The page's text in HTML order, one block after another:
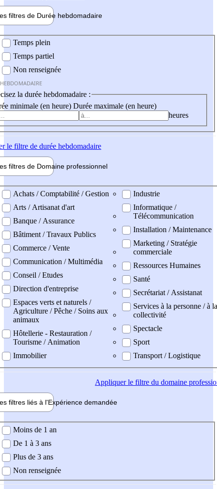
filtres de Durée hebdomadaire
Temps plein
Temps partiel
Non renseignée
la durée hebdomadaire :
minimale (en heure) Durée maximale (en heure)
heures
le filtre de durée hebdomadaire
filtres de Domaine professionnel
professionel
Achats / Comptabilité / Gestion
Arts / Artisanat d'art
Banque / Assurance
Bâtiment / Travaux Publics
Commerce / Vente
Communication / Multimédia
Conseil / Etudes
Direction d'entreprise
Espaces verts et naturels /
Agriculture / Pêche / Soins aux
animaux
Hôtellerie - Restauration /
Tourisme / Animation
Immobilier
Industrie
Informatique /
Télécommunication
Installation / Maintenance
Marketing / Stratégie
commerciale
Ressources Humaines
Santé
Secrétariat / Assistanat
Services à la personne / à la
collectivité
Spectacle
Sport
Transport / Logistique
Appliquerle filtre du domaine
filtres liés à l'Expérience demandée
demandée
Moins de 1 an
De 1 à 3 ans
Plus de 3 ans
Non renseignée